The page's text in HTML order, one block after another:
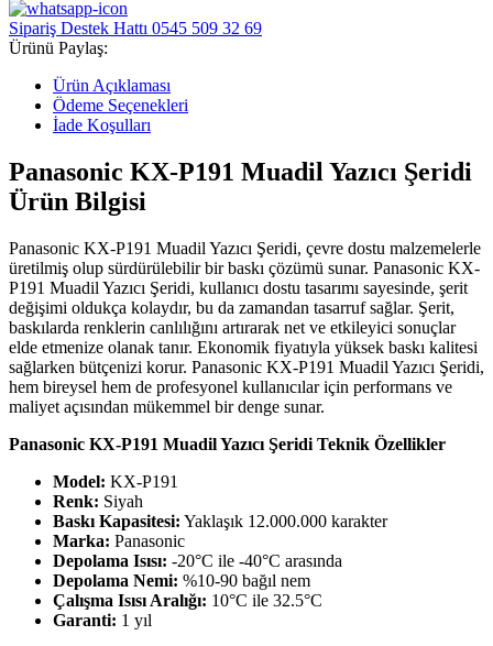
Sipariş Destek Hattı 0545 509 32 69
Ürünü Paylaş:
Ürün Açıklaması
Ödeme Seçenekleri
İade Koşulları
Panasonic KX-P191 Muadil Yazıcı Şeridi
Ürün Bilgisi
Panasonic KX-P191 Muadil Yazıcı Şeridi, çevre dostu malzemelerle
üretilmiş olup sürdürülebilir bir baskı çözümü sunar. Panasonic KX-
P191 Muadil Yazıcı Şeridi, kullanıcı dostu tasarımı sayesinde, şerit
değişimi oldukça kolaydır, bu da zamandan tasarruf sağlar. Şerit,
baskılarda renklerin canlılığını artırarak net ve etkileyici sonuçlar
elde etmenize olanak tanır. Ekonomik fiyatıyla yüksek baskı kalitesi
sağlarken bütçenizi korur. Panasonic KX-P191 Muadil Yazıcı Şeridi,
hem bireysel hem de profesyonel kullanıcılar için performans ve
maliyet açısından mükemmel bir denge sunar.
Panasonic KX-P191 Muadil Yazıcı Şeridi Teknik Özellikler
Model: KX-P191
Renk: Siyah
Baskı Kapasitesi: Yaklaşık 12.000.000 karakter
Marka: Panasonic
Depolama Isısı: -20°C ile -40°C arasında
Depolama Nemi: %10-90 bağıl nem
Çalışma Isısı Aralığı: 10°C ile 32.5°C
Garanti: 1 yıl